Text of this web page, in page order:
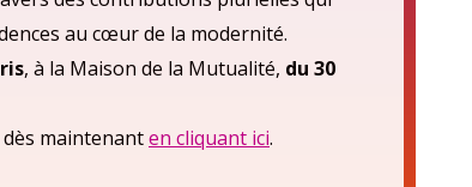
au cœur de la modernité.
, à la Maison de la Mutualité, du 30
dès maintenanten cliquant ici.